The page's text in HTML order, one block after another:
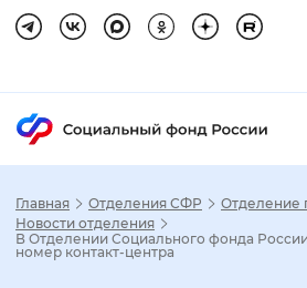
Главная Отделения СФР
Отделение
Новости отделения
В Отделении Социального фонда
номер контакт-центра